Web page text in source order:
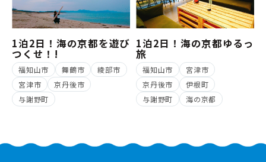
1泊2日！海の京都を遊び
つくせ！!
福知山市 舞鶴市
綾部市
宮津市
京丹後市
与謝野町
1泊2日！海の京都ゆるっ
旅
福知山市
宮津市
京丹後市
伊根町
与謝野町
海の京都